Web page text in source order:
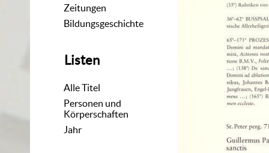
Zeitungen
Bildungsgeschichte
Listen
Alle Titel
Personen und
Körperschaften
Jahr